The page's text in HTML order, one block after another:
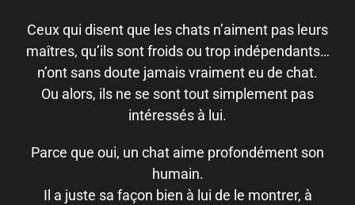
Ceux qui disent que les chats n’aiment pas leurs
maîtres, qu’ils sont froids ou trop indépendants…
n’ont sans doute jamais vraiment eu de chat.
Ou alors, ils ne se sont tout simplement pas
intéressés à lui.
Parce que oui, un chat aime profondément son
humain.
Il a juste sa façon bien à lui de le montrer, à